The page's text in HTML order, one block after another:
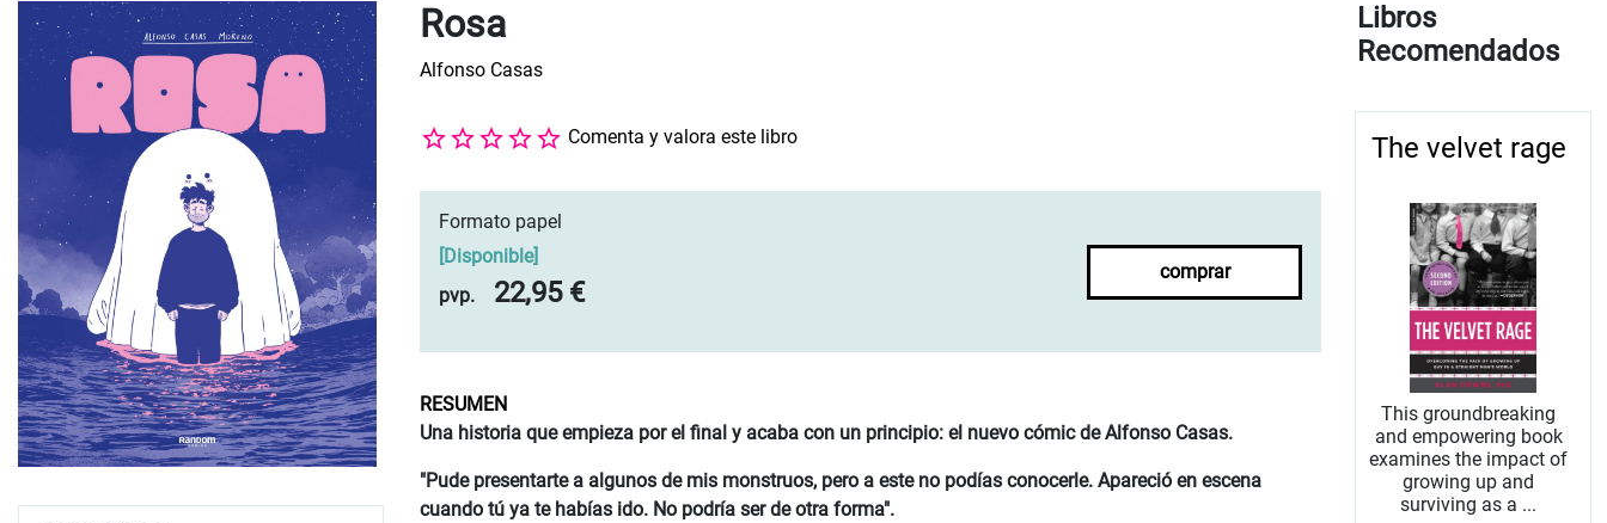
Rosa
Alfonso Casas
Comenta y valora este libro
Formato papel
Disponible]
pvp.
22,95 €
comprar
RESUMEN
Una historia que empieza por el final y acaba con un principio: el nuevo cómic de Alfonso Casas.
"Pude presentarte a algunos de mis monstruos, pero a este no podías conocerle. Apareció en escena
cuando tú ya te habías ido. No podría ser de otra forma".
Libros
Recomendados
The velvet rage
This groundbreaking
and empowering book
examines the impact of
growing up and
surviving as a ...